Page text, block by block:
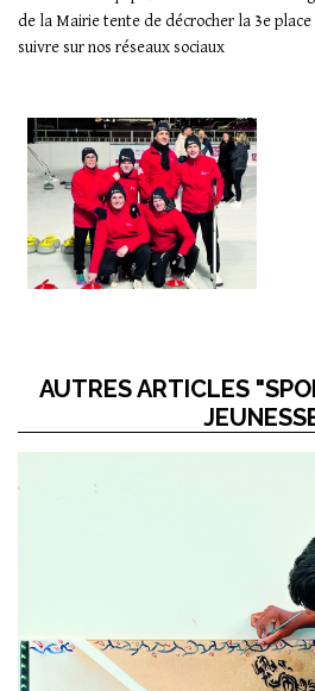
de la Mairie tente de décrocher la 3e
suivre sur nos réseaux sociaux
AUTRES ARTICLES